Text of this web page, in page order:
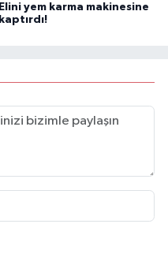
Elini yem karma makinesine
kaptırdı!